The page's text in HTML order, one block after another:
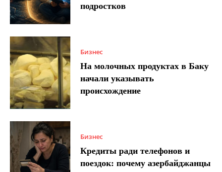
подростков
Бизнес
На молочных продуктах в Баку
начали указывать
происхождение
Бизнес
Кредиты ради телефонов и
поездок: почему азербайджанцы